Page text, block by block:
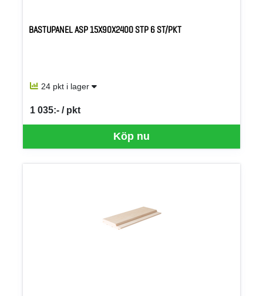
BASTUPANEL ASP 15X90X2400 STP 6 ST/PKT
24 pkt i lager
Köp nu
1 035:- / pkt
SEK per PKT